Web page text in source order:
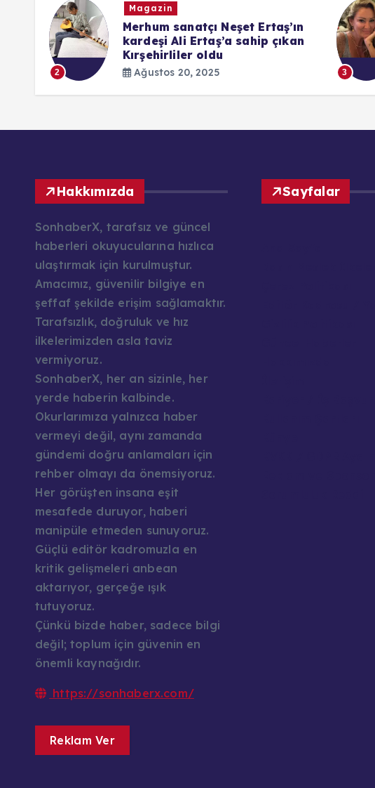
2
Magazin
Merhum sanatçı Neşet Ertaş’ın
kardeşi Ali Ertaş’a sahip çıkan
Kırşehirliler oldu
Ağustos 20, 2025 3
Hakkımızda
SonhaberX, tarafsız ve güncel
haberleri okuyucularına hızlıca
ulaştırmak için kurulmuştur.
Amacımız, güvenilir bilgiye en
şeffaf şekilde erişim sağlamaktır.
Tarafsızlık, doğruluk ve hız
ilkelerimizden asla taviz
vermiyoruz.
SonhaberX, her an sizinle, her
yerde haberin kalbinde.
Okurlarımıza yalnızca haber
vermeyi değil, aynı zamanda
gündemi doğru anlamaları için
rehber olmayı da önemsiyoruz.
Her görüşten insana eşit
mesafede duruyor, haberi
manipüle etmeden sunuyoruz.
Güçlü editör kadromuzla en
kritik gelişmeleri anbean
aktarıyor, gerçeğe ışık
tutuyoruz.
Çünkü bizde haber, sadece bilgi
değil; toplum için güvenin en
önemli kaynağıdır.
https://sonhaberx.com/
Reklam Ver
Sayfalar